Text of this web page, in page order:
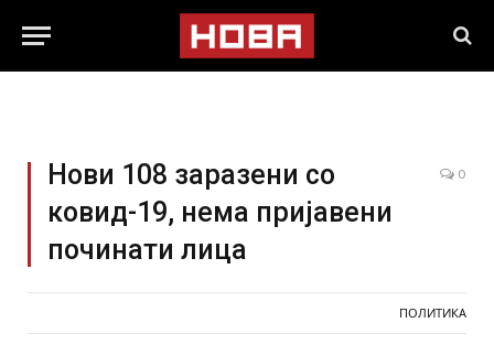
Нови 108 заразени со
ковид-19, нема пријавени
починати лица
0
ПОЛИТИКА